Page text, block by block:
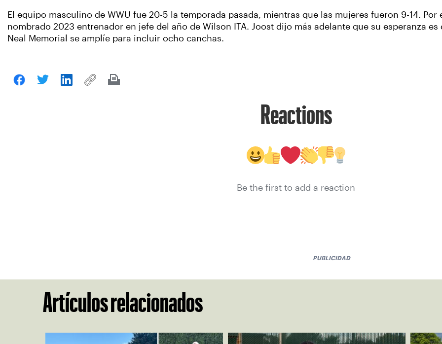
El equipo masculino de WWU fue 20-5 la temporada pasada, mientras que las mujeres fueron 9-14.
nombrado 2023 entrenador en jefe del año de Wilson ITA. Joost dijo más adelante que su esperanza
Neal Memorial se amplíe para incluir ocho canchas.
Reactions
Be the first to add a reaction
PUBLICIDAD
Artículos relacionados